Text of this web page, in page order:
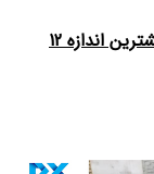
فاصله مجاز در کمترین حالت 5 سانت و در بیشترین اندازه 12